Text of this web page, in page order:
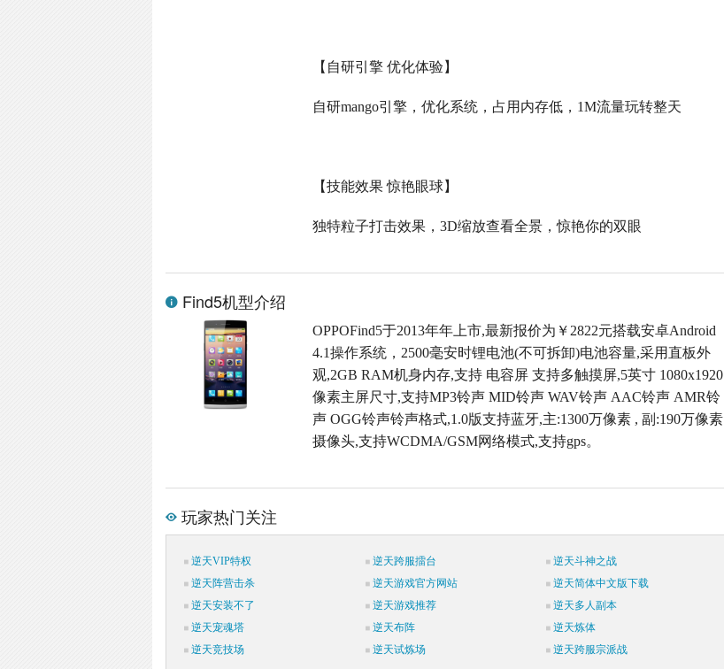
【自研引擎 优化体验】
自研mango引擎，优化系统，占用内存低， 1M流量玩转整天
【技能效果 惊艳眼球】
独特粒子打击效果，3D缩放查看全景，惊艳你的双眼
Find5机型介绍
OPPOFind5于2013年年上市,最新报价为￥2822元搭载安卓Android
4.1操作系统，2500毫安时锂电池(不可拆卸)电池容量,采用直板外
观,2GB RAM机身内存,支持 电容屏 支持多触摸屏,5英寸 1080x1920
像素主屏尺寸,支持MP3铃声 MID铃声 WAV铃声 AAC铃声 AMR铃
声 OGG铃声铃声格式,1.0版支持蓝牙,主:1300万像素 , 副:190万像素
摄像头,支持WCDMA/GSM网络模式,支持gps。
玩家热门关注
逆天VIP特权 逆天跨服擂台
逆天斗神之战
逆天阵营击杀
逆天游戏官方网站
逆天简体中文版下载
逆天安装不了
逆天游戏推荐
逆天多人副本
逆天宠魂塔
逆天布阵
逆天炼体
逆天竞技场
逆天试炼场 逆天跨服宗派战